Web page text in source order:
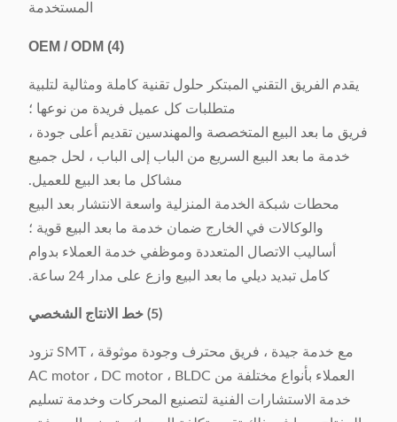
المستخدمة
(4)
OEM / ODM
يقدم الفريق التقني المبتكر حلول تقنية كاملة ومثالية لتلبية
متطلبات كل عميل فريدة من نوعها ؛
فريق ما بعد البيع المتخصصة والمهندسين تقديم أعلى جودة ،
خدمة ما بعد البيع السريع من الباب إلى الباب ، لحل جميع
مشاكل ما بعد البيع للعميل.
محطات شبكة الخدمة المنزلية واسعة الانتشار بعد البيع
والوكالات في الخارج ضمان خدمة ما بعد البيع قوية ؛
أساليب الاتصال المتعددة وموظفي خدمة العملاء بدوام
كامل تبديد ديلي ما بعد البيع وازع على مدار 24 ساعة.
(5) خط الانتاج الشخصي
مع خدمة جيدة ، فريق محترف وجودة موثوقة ، SMT تزود
العملاء بأنواع مختلفة من AC motor ، DC motor ، BLDC
خدمة الاستشارات الفنية لتصنيع المحركات وخدمة تسليم